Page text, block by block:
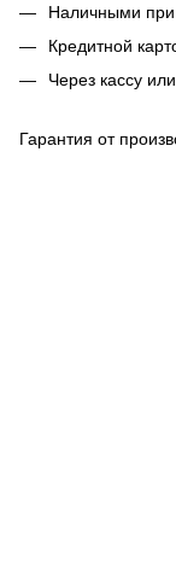
Наличными при
Кредитной
Через кассу
Гарантия от